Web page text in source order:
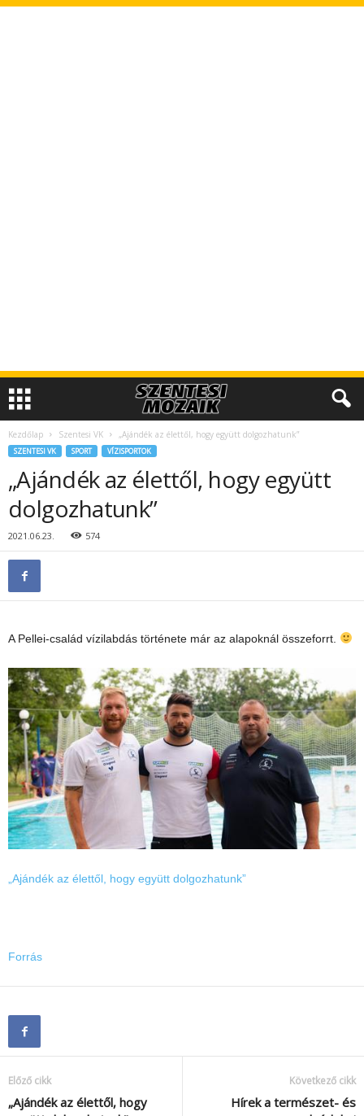
Kezdőlap Szentesi VK „Ajándék az élettől, hogy együtt dolgozhatunk”
SZENTESI VK SPORT VÍZISPORTOK
„Ajándék az élettől, hogy együtt
dolgozhatunk”
2021.06.23. 574
A Pellei-család vízilabdás története már az alapoknál összeforrt.
„Ajándék az élettől, hogy együtt dolgozhatunk”
Forrás
Előző cikk
„Ajándék az élettől, hogy
Következő cikk
Hírek a természet- és